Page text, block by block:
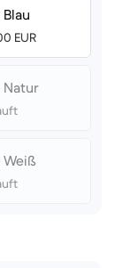
EUR
Natur